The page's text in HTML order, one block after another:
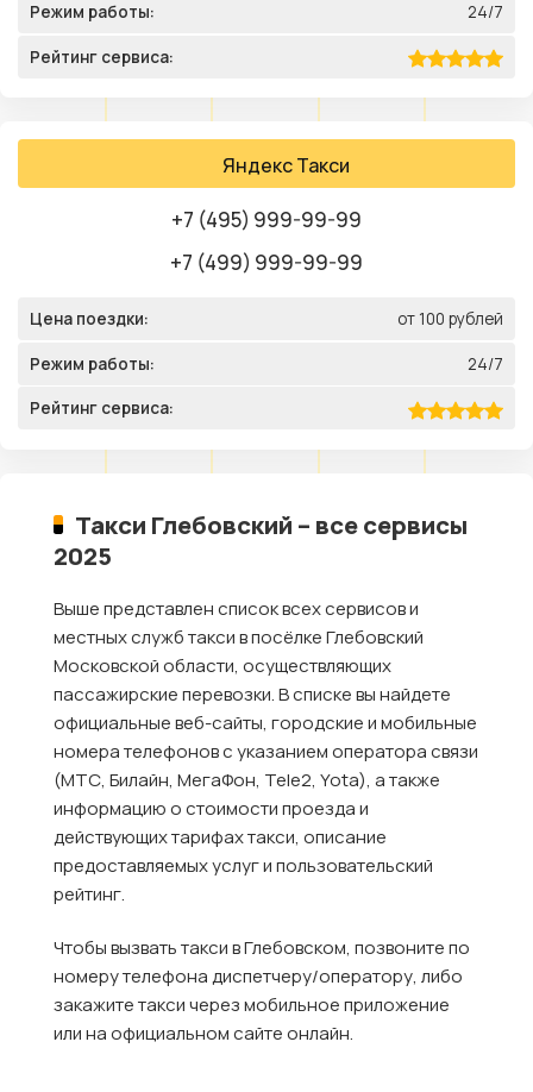
Режим работы: 24/7
Рейтинг сервиса:
Яндекс Такси
+7 (495) 999-99-99
+7 (499) 999-99-99
Цена поездки: от 100 рублей
Режим работы: 24/7
Рейтинг сервиса:
Такси Глебовский – все сервисы
2025
Выше представлен список всех сервисов и
местных служб такси в посёлке Глебовский
Московской области, осуществляющих
пассажирские перевозки. В списке вы найдете
официальные веб-сайты, городские и мобильные
номера телефонов с указанием оператора связи
(МТС, Билайн, МегаФон, Tele2, Yota), а также
информацию о стоимости проезда и
действующих тарифах такси, описание
предоставляемых услуг и пользовательский
рейтинг.
Чтобы вызвать такси в Глебовском, позвоните по
номеру телефона диспетчеру/оператору, либо
закажите такси через мобильное приложение
или на официальном сайте онлайн.